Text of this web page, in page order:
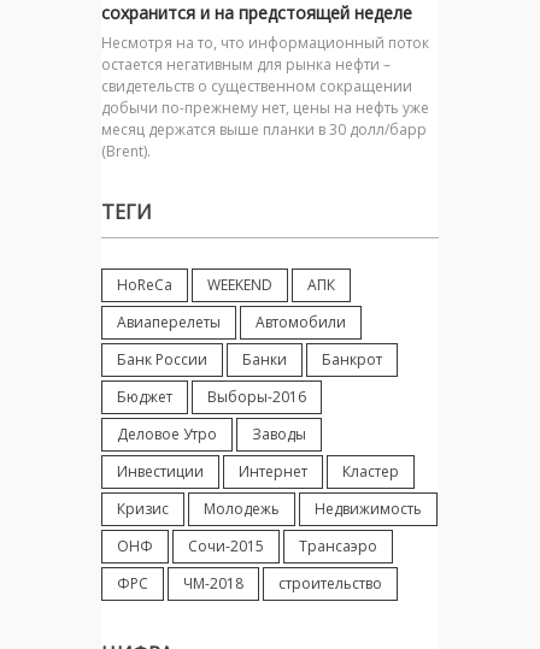
сохранится и на предстоящей неделе
Несмотря на то, что информационный поток
остается негативным для рынка нефти –
свидетельств о существенном сокращении
добычи по-прежнему нет, цены на нефть уже
месяц держатся выше планки в 30 долл/барр
(Brent).
ТЕГИ
HoReCa WEEKEND
АПК
Авиаперелеты
Автомобили
Банк России
Банки
Банкрот
Бюджет
Выборы-2016
Деловое Утро
Заводы
Инвестиции
Интернет
Кластер
Кризис
Молодежь
Недвижимость
ОНФ
Сочи-2015
Трансаэро
ФРС
ЧМ-2018 строительство